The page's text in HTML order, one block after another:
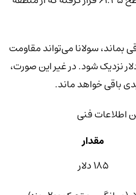
بماند، سولانا می‌تواند مقاومت
شکسته و به محدوده ۲۰۱ دلار نزدیک شود. در غیر این صورت،
اطلاعات فنی
مقدار
۱۸۵ دلار